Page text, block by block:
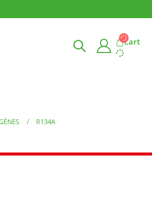
Cart
R134A